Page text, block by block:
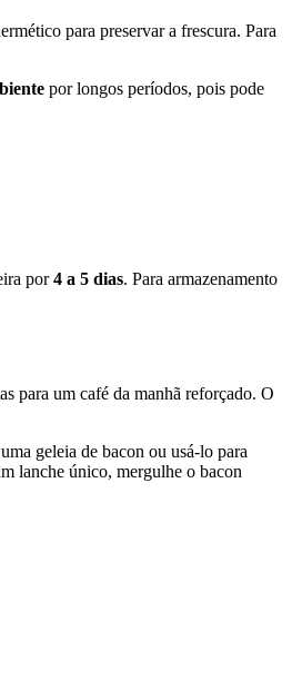
para preservar a frescura. Para
por longos períodos, pois pode
por4 a 5 dias. Para armazenamento
para um café da manhã reforçado. O
geleia de bacon ou usá-lo para
lanche único, mergulhe o bacon